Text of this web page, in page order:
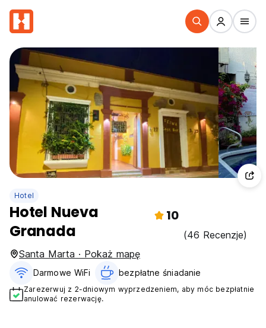
Hotel
Hotel Nueva
Granada
10
(46 Recenzje)
Santa Marta · Pokaż mapę
Darmowe WiFi bezpłatne śniadanie‎
Zarezerwuj z 2-dniowym wyprzedzeniem, aby móc bezpłatnie
anulować rezerwację.